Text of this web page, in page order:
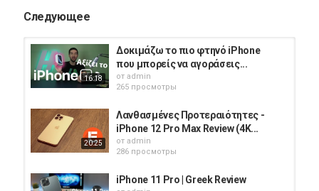
Следующее
16:18
Δοκιμάζω το πιο φτηνό iPhone
που μπορείς να αγοράσεις...
от admin
265 просмотры
20:25
Λανθασμένες Προτεραιότητες -
iPhone 12 Pro Max Review (4K...
от admin
286 просмотры
iPhone 11 Pro | Greek Review